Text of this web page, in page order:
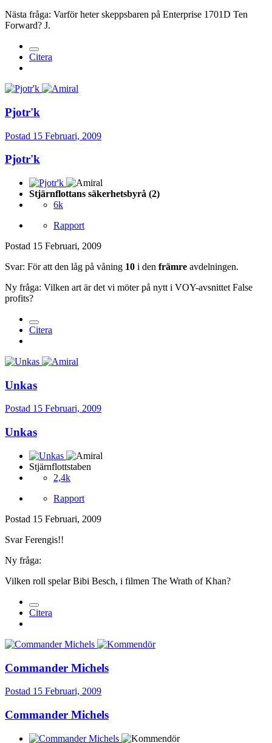
Nästa fråga: Varför heter skeppsbaren på Enterprise 1701D Ten
Forward? J.
Citera
Pjotr'k
Postad 15 Februari, 2009
Pjotr'k
Stjärnflottans säkerhetsbyrå (2)
6k
Rapport
Postad 15 Februari, 2009
Svar: För att den låg på våning 10 i den främre avdelningen.
Ny fråga: Vilken art är det vi möter på nytt i VOY-avsnittet False
profits?
Citera
Unkas
Postad 15 Februari, 2009
Unkas
Stjärnflottstaben
2,4k
Rapport
Postad 15 Februari, 2009
Svar Ferengis!!
Ny fråga:
Vilken roll spelar Bibi Besch, i filmen The Wrath of Khan?
Citera
Commander Michels
Postad 15 Februari, 2009
Commander Michels